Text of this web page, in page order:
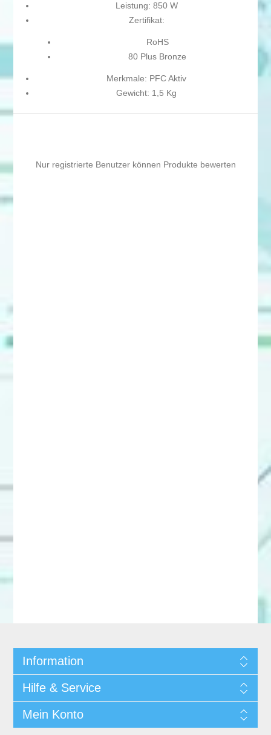
Leistung: 850 W
Zertifikat:
RoHS
80 Plus Bronze
Merkmale: PFC Aktiv
Gewicht: 1,5 Kg
Nur registrierte Benutzer können Produkte bewerten
Information
Hilfe & Service
Mein Konto